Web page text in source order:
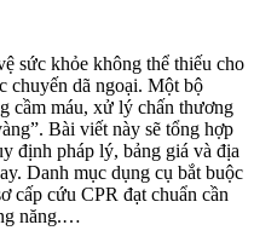
sức khỏe không thể thiếu cho
chuyến dã ngoại. Một bộ
cầm máu, xử lý chấn thương
Bài viết này sẽ tổng hợp
định pháp lý, bảng giá và địa
Danh mục dụng cụ bắt buộc
cấp cứu CPR đạt chuẩn cần
năng.…